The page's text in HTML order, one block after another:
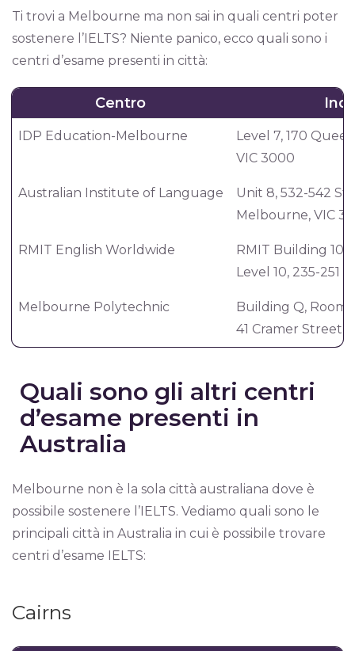
Ti trovi a Melbourne ma non sai in quali centri poter
sostenere l’IELTS? Niente panico, ecco quali sono i
centri d’esame presenti in città:
Centro
IDP Education-Melbourne
Level 7, 170
VIC 3000
Australian Institute of Language
Unit 8, 532-542
Melbourne, VIC
RMIT English Worldwide
RMIT Building 108
Level 10, 235-251
Melbourne Polytechnic
Building Q, Room
41 Cramer Street,
Quali sono gli altri centri
d’esame presenti in
Australia
Melbourne non è la sola città australiana dove è
possibile sostenere l’IELTS. Vediamo quali sono le
principali città in Australia in cui è possibile trovare
centri d’esame IELTS:
Cairns